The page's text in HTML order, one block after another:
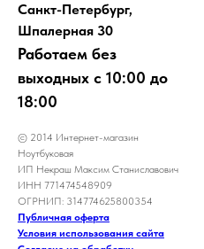
Санкт-Петербург,
Шпалерная 30
Работаем без
выходных с 10:00 до
18:00
© 2014 Интернет-магазин
Ноутбуковая
ИП Некраш Максим Станиславович
ИНН 771474548909
ОГРНИП: 314774625800354
Публичная оферта
Условия использования сайта